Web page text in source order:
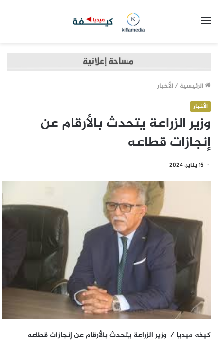
الرئيسية /الأخبار
الأخبار
وزير الزراعة يتحدث بالأرقام عن
إنجازات قطاعه
15 يناير، 2024
كيفه ميديا / وزير الزراعة يتحدث بالأرقام عن إنجازات قطاعه